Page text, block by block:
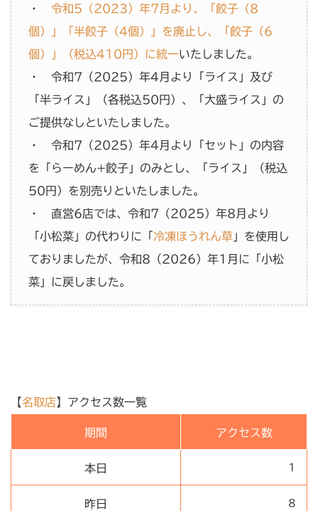
・ 令和5（2023）年7月より、「餃子（8
個）」「半餃子（4個）」を廃止し、「餃子（6
個）」（税込410円）に統一いたしました。
・ 令和7（2025）年4月より「ライス」及び
「半ライス」（各税込50円）、「大盛ライス」の
ご提供なしといたしました。
・ 令和7（2025）年4月より「セット」の内容
を「らーめん+餃子」のみとし、「ライス」（税込
50円）を別売りといたしました。
・ 直営6店では、令和7（2025）年8月より
「小松菜」の代わりに「 冷凍ほうれん草 」を使用し
ておりましたが、令和8（2026）年1月に「小松
菜」に戻しました。
【名取店】アクセス数一覧
期間 アクセス数
本日 1
昨日 8